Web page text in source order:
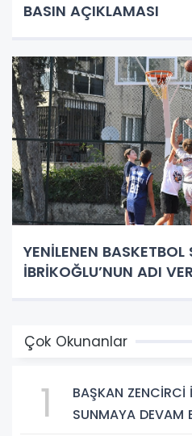
BASIN AÇIKLAMASI
YENİLENEN
İBRİKOĞLU’NUN ADI
Çok Okunanlar
1
BAŞKAN
SUNMAYA DEVAM